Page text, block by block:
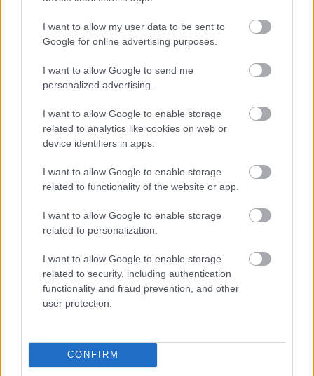
I want to allow my user data to be sent to
Google for online advertising purposes.
I want to allow Google to send me
personalized advertising.
I want to allow Google to enable storage
related to analytics like cookies on web or
device identifiers in apps.
I want to allow Google to enable storage
related to functionality of the website or app.
I want to allow Google to enable storage
related to personalization.
I want to allow Google to enable storage
related to security, including authentication
functionality and fraud prevention, and other
user protection.
CONFIRM
Toronymagasan verte a mezőnyt:
ez lett a magyarok kedvenc